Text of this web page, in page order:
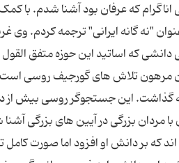
که عرفان بود آشنا شدم. با کمک
"نه گانه ایرانی" ترجمه کردم.
که اساتید این حوزه متفق
مرهون تلاش های گورجیف روسی است
گذاشت. این جستجوگر روسی بیش از
مردان بزرگی در آیین های بزرگی
که بر دانش او افزود اما صورت کامل